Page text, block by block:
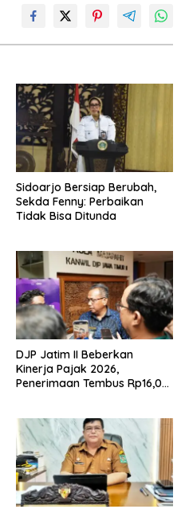
Sidoarjo Bersiap Berubah,
Sekda Fenny: Perbaikan
Tidak Bisa Ditunda
DJP Jatim II Beberkan
Kinerja Pajak 2026,
Penerimaan Tembus Rp16,08